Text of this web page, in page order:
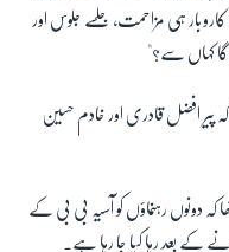
ہی مزاحمت، جلسے جلوس اور
گا کہاں سے؟"
پیر افضل قادری اور خادم حسین
دونوں رہنماؤں کو آسیہ بی بی کے
کے بعد رہا کیا جا رہا ہے۔